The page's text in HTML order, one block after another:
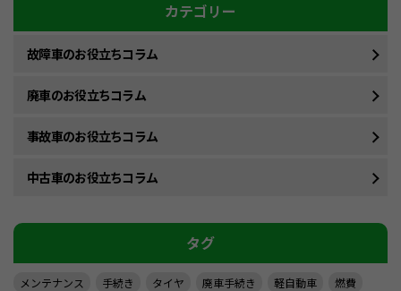
カテゴリー
故障車のお役立ちコラム
廃車のお役立ちコラム
事故車のお役立ちコラム
中古車のお役立ちコラム
タグ
メンテナンス 手続き タイヤ 廃車手続き 軽自動車
燃費